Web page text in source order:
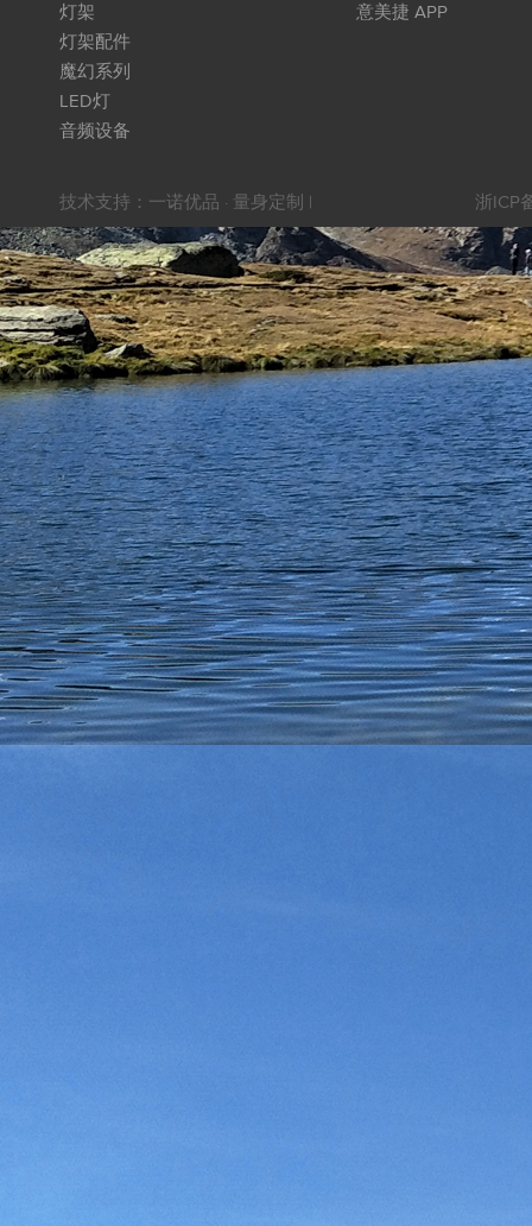
灯架
灯架配件
魔幻系列
LED灯
音频设备
意美捷 APP
技术支持： 一诺优品 · 量身定制 | 浙ICP